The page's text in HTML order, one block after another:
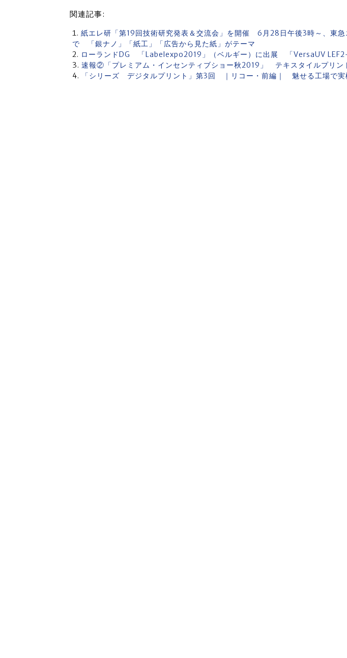
関連記事:
紙エレ研「第19回技術研究発表＆交流会」を開催 6月28日午後3時～、東急
で 「銀ナノ」「紙工」「広告から見た紙」がテーマ
ローランドDG 「Labelexpo2019」（ベルギー）に出展 「VersaUV
速報②「プレミアム・インセンティブショー秋2019」 テキスタイルプリン
「シリーズ デジタルプリント」第3回 ｜リコー・前編｜ 魅せる工場で実